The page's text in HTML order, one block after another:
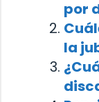
por
la